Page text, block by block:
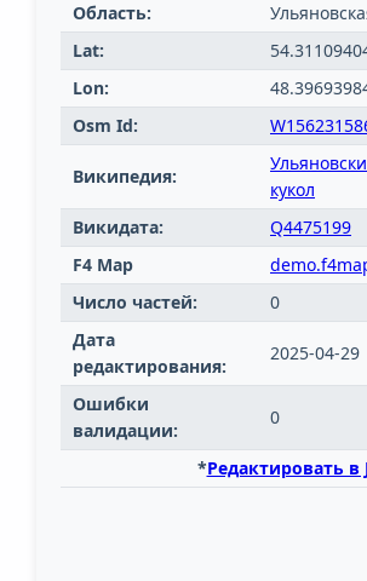
Область:
Lat:
Lon:
Osm Id:
Википедия:
кукол
Викидата:
Q4475199
F4 Map
Число частей:
0
Дата
редактирования:
2025-04-29
Ошибки
валидации:
0
*Редактировать в